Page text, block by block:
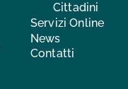
Cittadini
Servizi Online
News
Contatti